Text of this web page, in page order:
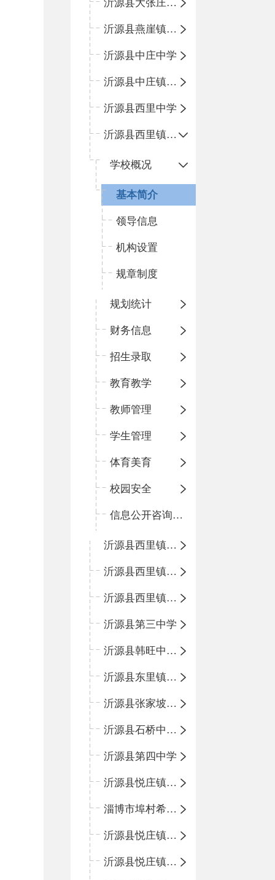
沂源县大张庄中心学校
沂源县燕崖镇中心小学
沂源县中庄中学
沂源县中庄镇中心小学
沂源县西里中学
沂源县西里镇中心小学
学校概况
基本简介
领导信息
机构设置
规章制度
规划统计
财务信息
招生录取
教育教学
教师管理
学生管理
体育美育
校园安全
信息公开咨询指南
沂源县西里镇柳枝峪回民小学
沂源县西里镇金星完全小学
沂源县西里镇团圆小学
沂源县第三中学
沂源县韩旺中心学校
沂源县东里镇中心小学
沂源县张家坡中心学校
沂源县石桥中心学校
沂源县第四中学
沂源县悦庄镇中心小学
淄博市埠村希望小学
沂源县悦庄镇青龙山小学
沂源县悦庄镇鲍庄完小